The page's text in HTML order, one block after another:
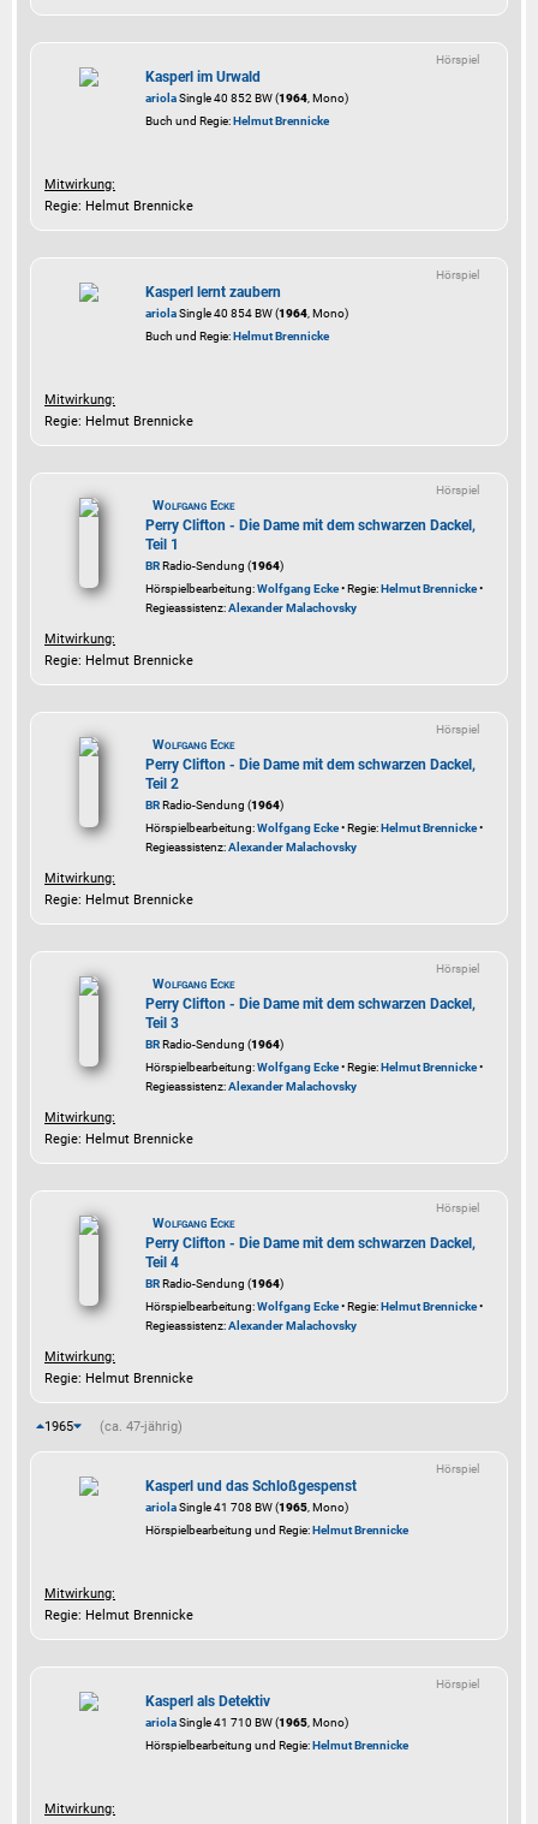
Hörspiel
Kasperl im Urwald
ariolaSingle 40 852 BW (1964 , Mono)
Buch und Regie:Helmut Brennicke
Mitwirkung:
Regie: Helmut Brennicke
Hörspiel
Kasperl lernt zaubern
ariolaSingle 40 854 BW (1964 , Mono)
Buch und Regie:Helmut Brennicke
Mitwirkung:
Regie: Helmut Brennicke
Hörspiel
Wolfgang Ecke
Perry Clifton - Die Dame mit dem schwarzen Dackel,
Teil 1
BRRadio-Sendung (1964)
Hörspielbearbeitung:Wolfgang Ecke• Regie:Helmut Brennicke•
Regieassistenz:Alexander Malachovsky
Mitwirkung:
Regie: Helmut Brennicke
Hörspiel
Wolfgang Ecke
Perry Clifton - Die Dame mit dem schwarzen Dackel,
Teil 2
BRRadio-Sendung (1964)
Hörspielbearbeitung:Wolfgang Ecke• Regie:Helmut Brennicke•
Regieassistenz:Alexander Malachovsky
Mitwirkung:
Regie: Helmut Brennicke
Hörspiel
Wolfgang Ecke
Perry Clifton - Die Dame mit dem schwarzen Dackel,
Teil 3
BRRadio-Sendung (1964)
Hörspielbearbeitung:Wolfgang Ecke• Regie:Helmut Brennicke•
Regieassistenz:Alexander Malachovsky
Mitwirkung:
Regie: Helmut Brennicke
Hörspiel
Wolfgang Ecke
Perry Clifton - Die Dame mit dem schwarzen Dackel,
Teil 4
BRRadio-Sendung (1964)
Hörspielbearbeitung:Wolfgang Ecke• Regie:Helmut Brennicke•
Regieassistenz:Alexander Malachovsky
Mitwirkung:
Regie: Helmut Brennicke
1965 (ca. 47-jährig)
Hörspiel
Kasperl und das Schloßgespenst
ariolaSingle 41 708 BW (1965 , Mono)
Hörspielbearbeitung und Regie:Helmut Brennicke
Mitwirkung:
Regie: Helmut Brennicke
Hörspiel
Kasperl als Detektiv
ariolaSingle 41 710 BW (1965 , Mono)
Hörspielbearbeitung und Regie:Helmut Brennicke
Mitwirkung: